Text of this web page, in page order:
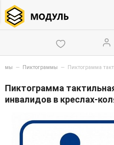
— Пиктограммы —
Пиктограмма
инвалидов в креслах-